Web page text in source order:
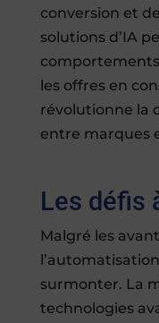
conversion et
solutions d’IA
les offres en
révolutionne la
entre marques
Les défis
Malgré les
surmonter. La
technologies